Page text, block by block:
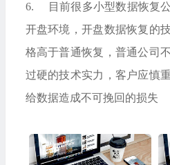
6. 目前很多小型数据恢复
开盘环境，开盘数据恢复的
格高于普通恢复，普通公司
过硬的技术实力，客户应慎
给数据造成不可挽回的损失